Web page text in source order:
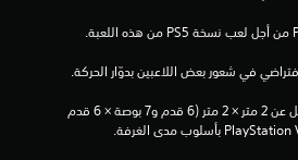
ت
ق
ي
في شعور بعض اللاعبين بدوّار الحركة.